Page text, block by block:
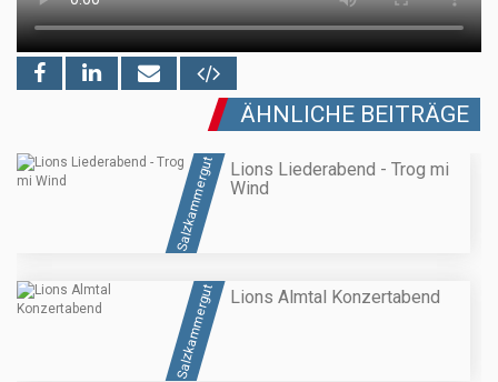
ÄHNLICHE BEITRÄGE
Salzkammergut
Lions Liederabend - Trog mi
Wind
Salzkammergut Lions Almtal Konzertabend